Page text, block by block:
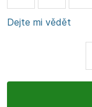
Dejte mi vědět